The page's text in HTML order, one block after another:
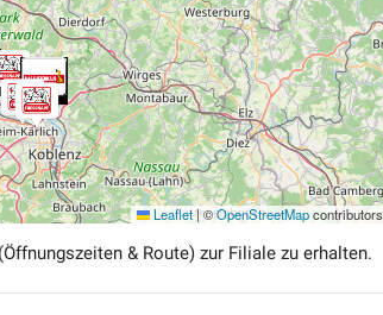
Leaflet|©OpenStreetMapcontributors
& Route) zur Filiale zu erhalten.